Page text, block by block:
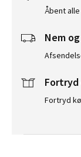
Åbent
Nem
Fortryd